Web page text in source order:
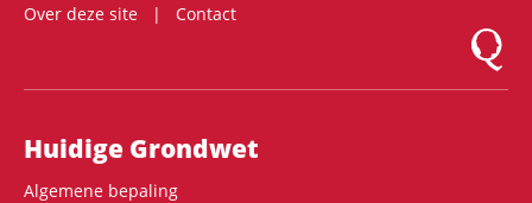
Over deze site
Contact
Logo
Hoofdnavigatie
Huidige Grondwet
Algemene bepaling